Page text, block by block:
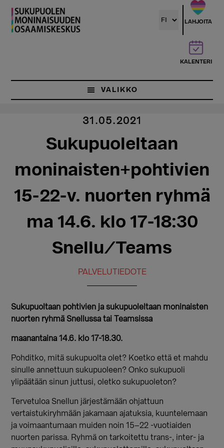
Hyppää
pääsisältöön
LAHJOITA
KALENTERI
VALIKKO
31.05.2021
Sukupuoleltaan
moninaisten+pohtivien
15-22-v. nuorten ryhmä
ma 14.6. klo 17-18:30
Snellu/Teams
PALVELUTIEDOTE
Sukupuoltaan pohtivien ja sukupuoleltaan moninaisten
nuorten ryhmä Snellussa tai Teamsissa
maanantaina 14.6. klo 17-18.30.
Pohditko, mitä sukupuolta olet? Koetko että et mahdu
sinulle annettuun sukupuoleen? Onko sukupuoli
ylipäätään sinun juttusi, oletko sukupuoleton?
Tervetuloa Snellun järjestämään ohjattuun
vertaistukiryhmään jakamaan ajatuksia, kuuntelemaan
ja voimaantumaan muiden noin 15–22 -vuotiaiden
nuorten parissa. Ryhmä on tarkoitettu trans-, inter- ja